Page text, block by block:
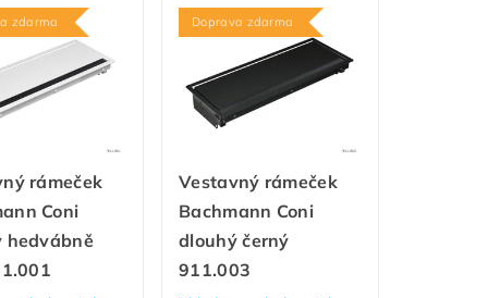
zdarma
rámeček
Coni
hedvábně
Doprava zdarma
Vestavný rámeček
Bachmann Coni
dlouhý černý
911.003